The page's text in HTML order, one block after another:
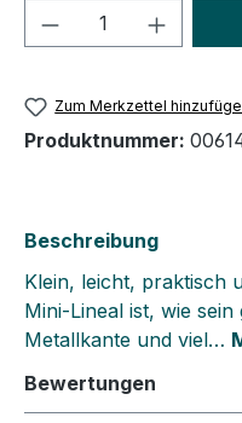
Produkt
Zum Merkzettel
Produktnummer:
Beschreibung
Klein, leicht, praktisch
Mini-Lineal ist, wie
Metallkante und viel…
Bewertungen